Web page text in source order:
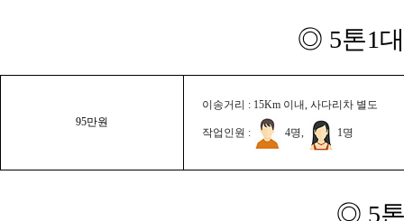
◎ 5톤1
95만원
이송거리 : 15Km 이내, 사다리차 별도
작업인원 : 4명, 1명
◎ 5